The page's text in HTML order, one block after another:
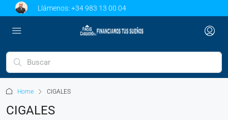
Llámenos: +34 983 13 00 04
Home CIGALES
CIGALES